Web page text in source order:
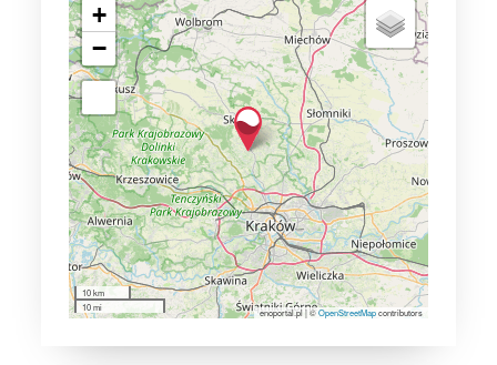
+
−
10 km
10 mi
enoportal.pl|©OpenStreetMapcontributors